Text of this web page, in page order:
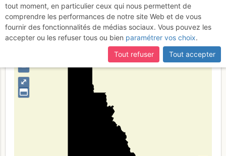
Type de région limite administrative
⤢
–
tout moment, en particulier ceux qui nous permettent de
comprendre les performances de notre site Web et de vous
fournir des fonctionnalités de médias sociaux. Vous pouvez les
accepter ou les refuser tous ou bien paramétrer vos choix.
Tout refuser
Tout accepter